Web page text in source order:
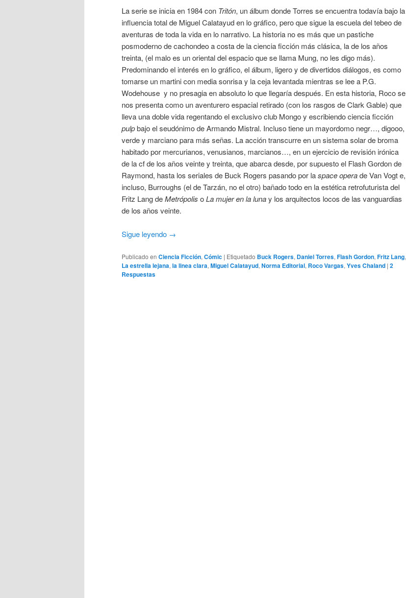
La serie se inicia en 1984 con Tritón, un álbum donde Torres se encuentra todavía bajo la
influencia total de Miguel Calatayud en lo gráfico, pero que sigue la escuela del tebeo de
aventuras de toda la vida en lo narrativo. La historia no es más que un pastiche
posmoderno de cachondeo a costa de la ciencia ficción más clásica, la de los años
treinta, (el malo es un oriental del espacio que se llama Mung, no les digo más).
Predominando el interés en lo gráfico, el álbum, ligero y de divertidos diálogos, es como
tomarse un martini con media sonrisa y la ceja levantada mientras se lee a P.G.
Wodehouse y no presagia en absoluto lo que llegaría después. En esta historia, Roco se
nos presenta como un aventurero espacial retirado (con los rasgos de Clark Gable) que
lleva una doble vida regentando el exclusivo club Mongo y escribiendo ciencia ficción
pulpbajo el seudónimo de Armando Mistral. Incluso tiene un mayordomo negr…, digooo,
verde y marciano para más señas. La acción transcurre en un sistema solar de broma
habitado por mercurianos, venusianos, marcianos…, en un ejercicio de revisión irónica
de la cf de los años veinte y treinta, que abarca desde, por supuesto el Flash Gordon de
Raymond, hasta los seriales de Buck Rogers pasando por laspace operade Van Vogt e,
incluso, Burroughs (el de Tarzán, no el otro) bañado todo en la estética retrofuturista del
Fritz Lang deMetrópolis oLa mujer en la lunay los arquitectos locos de las vanguardias
de los años veinte.
Sigue leyendo →
Publicado en Ciencia Ficción, Cómic | Etiquetado Buck Rogers, Daniel Torres, Flash Gordon, Fritz Lang,
La estrella lejana, la linea clara, Miguel Calatayud, Norma Editorial, Roco Vargas, Yves Chaland | 2
Respuestas